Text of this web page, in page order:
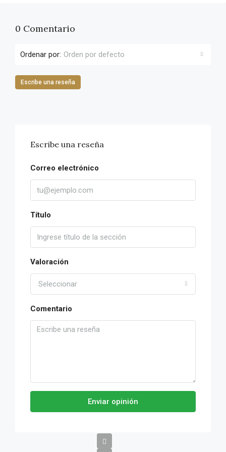
0 Comentario
Ordenar por: Orden por defecto
Escribe una reseña
Escribe una reseña
Correo electrónico
Título
Valoración
Seleccionar
Comentario
Enviar opinión